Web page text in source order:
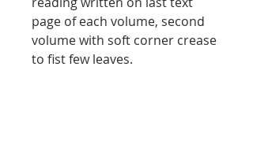
page of each volume, second
volume with soft corner crease
to fist few leaves.